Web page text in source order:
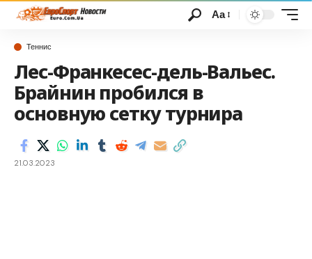
Аа
Теннис
Лес-Франкесес-дель-Вальес.
Брайнин пробился в
основную сетку турнира
21.03.2023